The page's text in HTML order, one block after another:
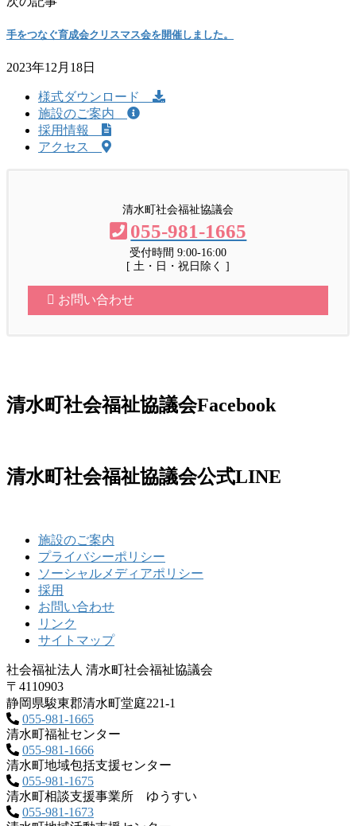
手をつなぐ育成会クリスマス会を開催しました。
2023年12月18日
様式ダウンロード
施設のご案内
採用情報
アクセス
清水町社会福祉協議会
055-981-1665
受付時間 9:00-16:00
[ 土・日・祝日除く ]
お問い合わせ
清水町社会福祉協議会Facebook
清水町社会福祉協議会公式LINE
施設のご案内
プライバシーポリシー
ソーシャルメディアポリシー
採用
お問い合わせ
リンク
サイトマップ
社会福祉法人 清水町社会福祉協議会
〒4110903
静岡県駿東郡清水町堂庭221‐1
055-981-1665
清水町福祉センター
055-981-1666
清水町地域包括支援センター
055-981-1675
清水町相談支援事業所 ゆうすい
055-981-1673